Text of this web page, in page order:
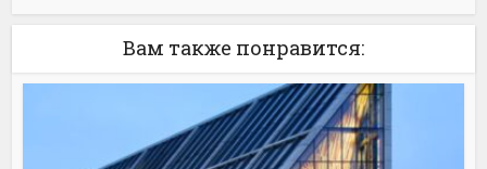
Вам также понравится: